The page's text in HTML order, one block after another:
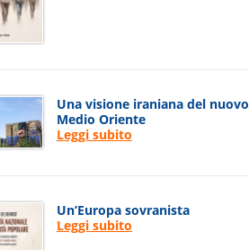
Una visione iraniana del nuovo
Medio Oriente
Leggi subito
Un’Europa sovranista
Leggi subito